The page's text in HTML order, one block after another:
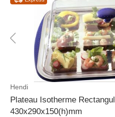
Hendi
Plateau Isotherme
430x290x150(h)mm